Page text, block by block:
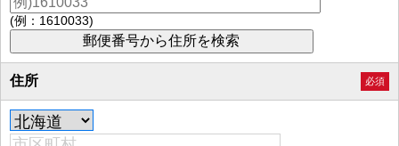
(例：1610033)
住所 必須